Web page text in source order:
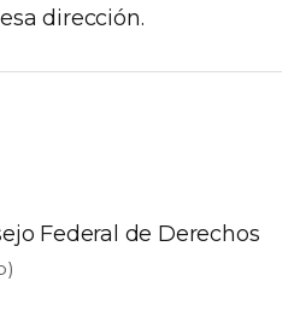
dirección.
Federal de Derechos